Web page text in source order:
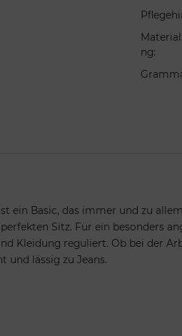
ng:
ein Basic, das immer und zu
Sitz. Für ein besonders
Kleidung reguliert. Ob bei der
und lässig zu Jeans.